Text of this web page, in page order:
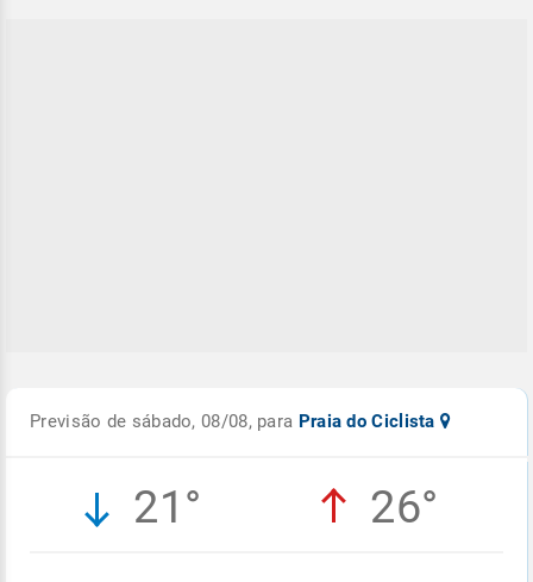
Previsão de sábado, 08/08, para Praia do Ciclista
21° 26°